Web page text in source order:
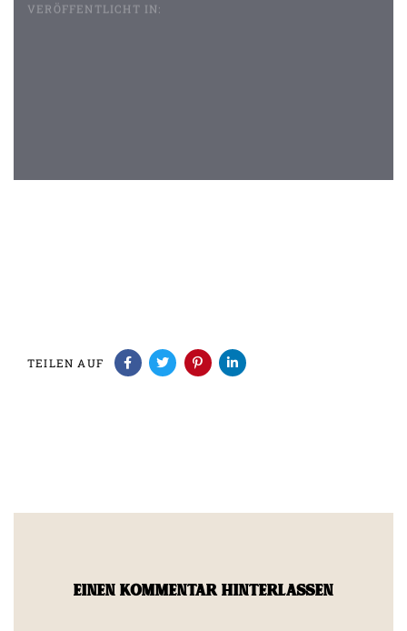
VERÖFFENTLICHT IN:
TEILEN AUF
EINEN KOMMENTAR HINTERLASSEN